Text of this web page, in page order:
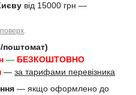
від 15000 грн —
.
поштомат)
— БЕЗКОШТОВНО
— за тарифами перевізника
— якщо оформлено до